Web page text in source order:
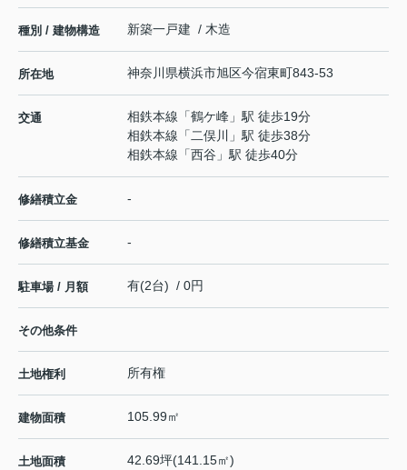
種別 / 建物構造 新築一戸建 / 木造
所在地 神奈川県横浜市旭区今宿東町843-53
交通 相鉄本線 「鶴ケ峰 」駅 徒歩19分
相鉄本線 「 二俣川
」駅 徒歩38分
相鉄本線 「西谷 」駅 徒歩40分
修繕積立金 -
修繕積立基金 -
駐車場 / 月額 有(2台) / 0円
その他条件
土地権利 所有権
建物面積 105.99㎡
土地面積 42.69坪(141.15㎡)